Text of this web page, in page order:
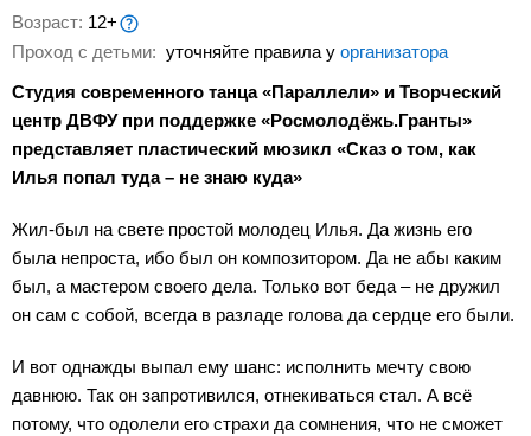
Возраст: 12+
Проход с детьми: уточняйте правила у организатора
Студия современного танца «Параллели» и Творческий
центр ДВФУ при поддержке «Росмолодёжь.Гранты»
представляет пластический мюзикл «Сказ о том, как
Илья попал туда – не знаю куда»
Жил-был на свете простой молодец Илья. Да жизнь его
была непроста, ибо был он композитором. Да не абы каким
был, а мастером своего дела. Только вот беда – не дружил
он сам с собой, всегда в разладе голова да сердце его были.
И вот однажды выпал ему шанс: исполнить мечту свою
давнюю. Так он запротивился, отнекиваться стал. А всё
потому, что одолели его страхи да сомнения, что не сможет